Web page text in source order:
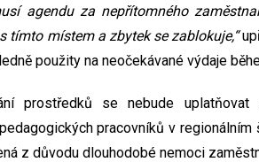
agendu za nepřítomného
tímto místem a zbytek se zablokuje,“
použity na neočekávané výdaje
prostředků se nebude
pracovníků v
z důvodu dlouhodobé nemoci